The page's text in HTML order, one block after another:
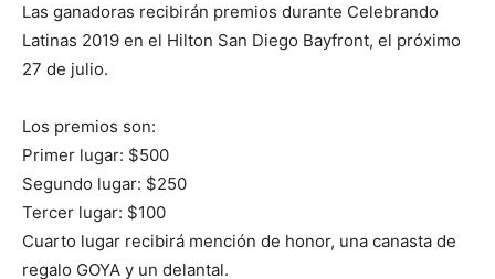
Las ganadoras recibirán premios durante Celebrando
Latinas 2019 en el Hilton San Diego Bayfront, el próximo
27 de julio.
Los premios son:
Primer lugar: $500
Segundo lugar: $250
Tercer lugar: $100
Cuarto lugar recibirá mención de honor, una canasta de
regalo GOYA y un delantal.